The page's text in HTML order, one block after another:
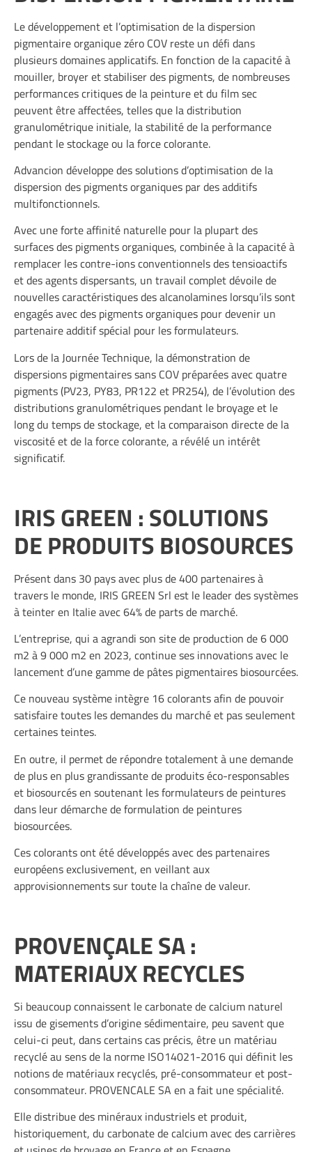
Le développement et l’optimisation de la dispersion
pigmentaire organique zéro COV reste un défi dans
plusieurs domaines applicatifs. En fonction de la capacité à
mouiller, broyer et stabiliser des pigments, de nombreuses
performances critiques de la peinture et du film sec
peuvent être affectées, telles que la distribution
granulométrique initiale, la stabilité de la performance
pendant le stockage ou la force colorante.
Advancion développe des solutions d’optimisation de la
dispersion des pigments organiques par des additifs
multifonctionnels.
Avec une forte affinité naturelle pour la plupart des
surfaces des pigments organiques, combinée à la capacité à
remplacer les contre-ions conventionnels des tensioactifs
et des agents dispersants, un travail complet dévoile de
nouvelles caractéristiques des alcanolamines lorsqu’ils sont
engagés avec des pigments organiques pour devenir un
partenaire additif spécial pour les formulateurs.
Lors de la Journée Technique, la démonstration de
dispersions pigmentaires sans COV préparées avec quatre
pigments (PV23, PY83, PR122 et PR254), de l’évolution des
distributions granulométriques pendant le broyage et le
long du temps de stockage, et la comparaison directe de la
viscosité et de la force colorante, a révélé un intérêt
significatif.
IRIS GREEN : SOLUTIONS
DE PRODUITS BIOSOURCES
Présent dans 30 pays avec plus de 400 partenaires à
travers le monde, IRIS GREEN Srl est le leader des systèmes
à teinter en Italie avec 64% de parts de marché.
L’entreprise, qui a agrandi son site de production de 6 000
m2 à 9 000 m2 en 2023, continue ses innovations avec le
lancement d’une gamme de pâtes pigmentaires biosourcées.
Ce nouveau système intègre 16 colorants afin de pouvoir
satisfaire toutes les demandes du marché et pas seulement
certaines teintes.
En outre, il permet de répondre totalement à une demande
de plus en plus grandissante de produits éco-responsables
et biosourcés en soutenant les formulateurs de peintures
dans leur démarche de formulation de peintures
biosourcées.
Ces colorants ont été développés avec des partenaires
européens exclusivement, en veillant aux
approvisionnements sur toute la chaîne de valeur.
PROVENÇALE SA :
MATERIAUX RECYCLES
Si beaucoup connaissent le carbonate de calcium naturel
issu de gisements d’origine sédimentaire, peu savent que
celui-ci peut, dans certains cas précis, être un matériau
recyclé au sens de la norme ISO14021-2016 qui définit les
notions de matériaux recyclés, pré-consommateur et post-
consommateur. PROVENCALE SA en a fait une spécialité.
Elle distribue des minéraux industriels et produit,
historiquement, du carbonate de calcium avec des carrières